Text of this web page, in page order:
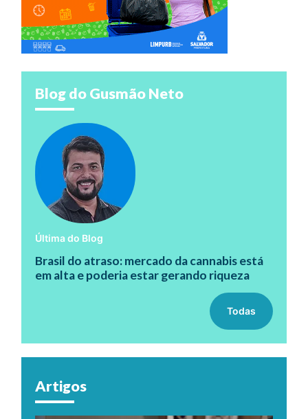
Blog do Gusmão Neto
Última do Blog
Brasil do atraso: mercado da cannabis está
em alta e poderia estar gerando riqueza
Todas
Artigos